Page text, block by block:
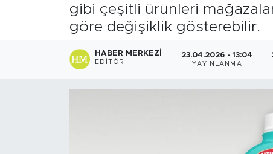
gibi çeşitli ürünleri
göre değişiklik gösterebilir.
HABER MERKEZI
EDITÖR
23.04.2026 - 13:04
YAYINLANMA
Sağlık Turizmi
Son Dakika Haberleri
Haber Arşivi